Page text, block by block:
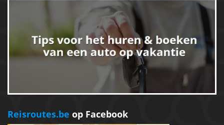
Reisroutes.be op Facebook